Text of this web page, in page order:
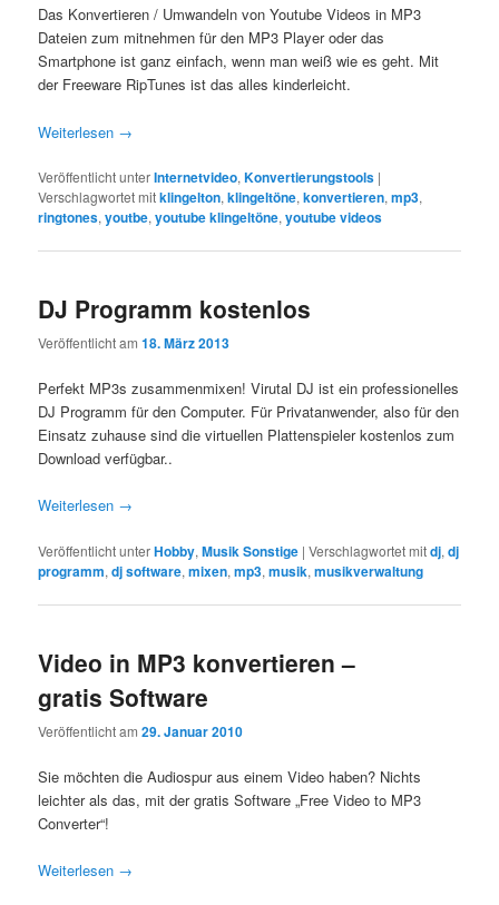
Das Konvertieren / Umwandeln von Youtube Videos in MP3
Dateien zum mitnehmen für den MP3 Player oder das
Smartphone ist ganz einfach, wenn man weiß wie es geht. Mit
der Freeware RipTunes ist das alles kinderleicht.
Weiterlesen →
Veröffentlicht unterInternetvideo,Konvertierungstools |
Verschlagwortet mitklingelton,klingeltöne,konvertieren,mp3,
ringtones,youtbe,youtube klingeltöne,youtube videos
DJ Programm kostenlos
Veröffentlicht am18. März 2013
Perfekt MP3s zusammenmixen! Virutal DJ ist ein professionelles
DJ Programm für den Computer. Für Privatanwender, also für den
Einsatz zuhause sind die virtuellen Plattenspieler kostenlos zum
Download verfügbar..
Weiterlesen →
Veröffentlicht unterHobby,Musik Sonstige |Verschlagwortet mitdj,dj
programm,dj software,mixen,mp3,musik,musikverwaltung
Video in MP3 konvertieren –
gratis Software
Veröffentlicht am29. Januar 2010
Sie möchten die Audiospur aus einem Video haben? Nichts
leichter als das, mit der gratis Software „Free Video to MP3
Converter“!
Weiterlesen →